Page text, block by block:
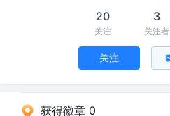
20
关注
3
关注者
关注
获得徽章 0